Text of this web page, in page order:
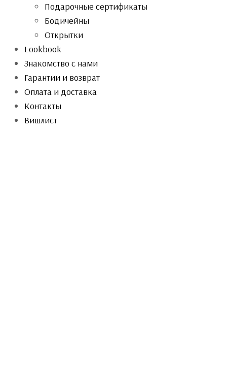
Подарочные сертификаты
Бодичейны
Открытки
Lookbook
Знакомство с нами
Гарантии и возврат
Оплата и доставка
Контакты
Вишлист